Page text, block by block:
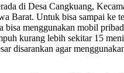
di Desa Cangkuang,
Barat. Untuk bisa sampai ke
bisa menggunakan mobil
kurang lebih sekitar 15
disarankan agar